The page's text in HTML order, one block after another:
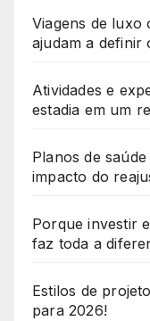
Viagens de luxo
ajudam a definir
Atividades e
estadia em um
Planos de
impacto do
Porque investir
faz toda a
Estilos de
para 2026!